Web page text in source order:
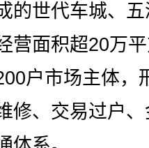
的世代车城、
营面积超20万
户市场主体，
修、交易过户